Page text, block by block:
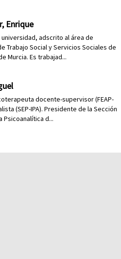
Enrique
adscrito al área de
Trabajo Social y Servicios Sociales de
Murcia. Es trabajad...
docente-supervisor (FEAP-
(SEP-IPA). Presidente de la Sección
Psicoanalítica d...